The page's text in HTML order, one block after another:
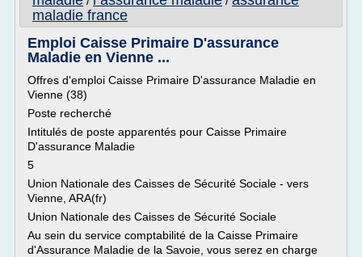
maladie france
Emploi Caisse Primaire D'assurance
Maladie en Vienne ...
Offres d'emploi Caisse Primaire D'assurance Maladie en
Vienne (38)
Poste recherché
Intitulés de poste apparentés pour Caisse Primaire
D'assurance Maladie
5
Union Nationale des Caisses de Sécurité Sociale - vers
Vienne, ARA(fr)
Union Nationale des Caisses de Sécurité Sociale
Au sein du service comptabilité de la Caisse Primaire
d'Assurance Maladie de la Savoie, vous serez en charge